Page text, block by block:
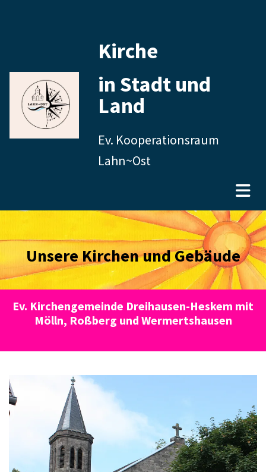
Kirche
in Stadt und
Land
Ev. Kooperationsraum
Lahn~Ost
Unsere Kirchen und Gebäude
Ev. Kirchengemeinde Dreihausen-Heskem mit
Mölln, Roßberg und Wermertshausen